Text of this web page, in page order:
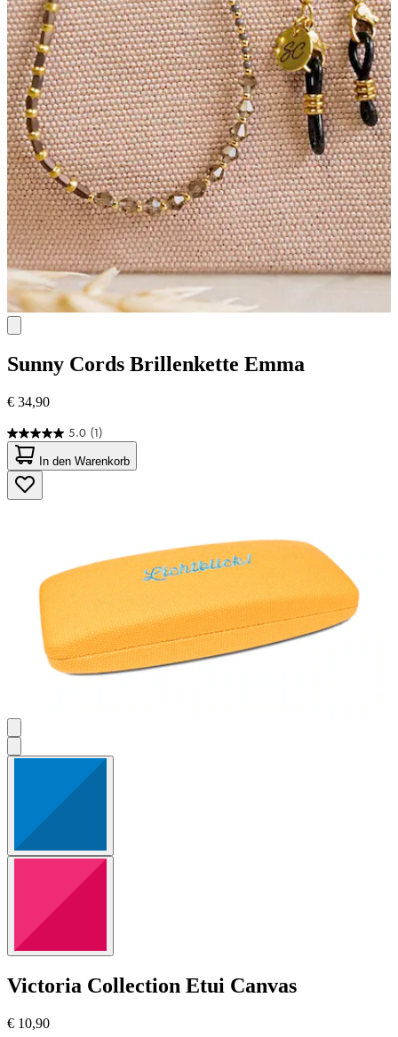
Sunny Cords Brillenkette Emma
€ 34,90
5.0 (1)
5.0
von
5
Sternen.
1
In den Warenkorb
Victoria Collection Etui Canvas
€ 10,90